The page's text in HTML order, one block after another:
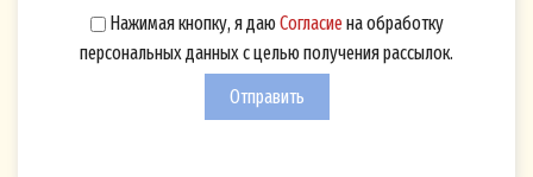
Нажимая кнопку, я даюСогласиена обработку
персональных данных с целью получения рассылок.
Отправить
otkaz-rassylka@volgawolga.ru
и/или на
почтовый адрес, указанный в настоящем